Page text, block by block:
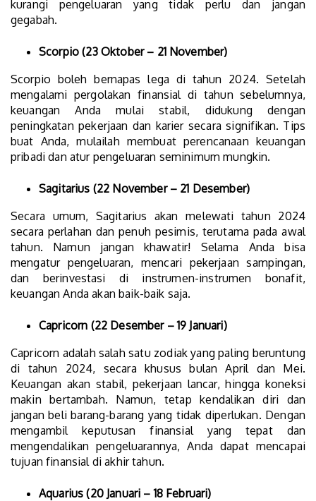
kurangi pengeluaran yang tidak perlu dan jangan
gegabah.
Scorpio (23 Oktober – 21 November)
Scorpio boleh bernapas lega di tahun 2024. Setelah
mengalami pergolakan finansial di tahun sebelumnya,
keuangan Anda mulai stabil, didukung dengan
peningkatan pekerjaan dan karier secara signifikan. Tips
buat Anda, mulailah membuat perencanaan keuangan
pribadi dan atur pengeluaran seminimum mungkin.
Sagitarius (22 November – 21 Desember)
Secara umum, Sagitarius akan melewati tahun 2024
secara perlahan dan penuh pesimis, terutama pada awal
tahun. Namun jangan khawatir! Selama Anda bisa
mengatur pengeluaran, mencari pekerjaan sampingan,
dan berinvestasi di instrumen-instrumen bonafit,
keuangan Anda akan baik-baik saja.
Capricorn (22 Desember – 19 Januari)
Capricorn adalah salah satu zodiak yang paling beruntung
di tahun 2024, secara khusus bulan April dan Mei.
Keuangan akan stabil, pekerjaan lancar, hingga koneksi
makin bertambah. Namun, tetap kendalikan diri dan
jangan beli barang-barang yang tidak diperlukan. Dengan
mengambil keputusan finansial yang tepat dan
mengendalikan pengeluarannya, Anda dapat mencapai
tujuan finansial di akhir tahun.
Aquarius (20 Januari – 18 Februari)